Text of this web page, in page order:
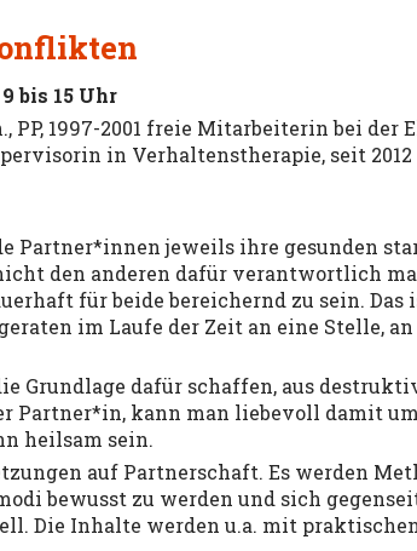
bis 15 Uhr
PP, 1997-2001 freie Mitarbeiterin bei
in Verhaltenstherapie, seit
Partner*innen jeweils ihre gesunden
den anderen dafür verantwortlich
für beide bereichernd zu sein.
im Laufe der Zeit an eine Stelle,
Grundlage dafür schaffen, aus
kann man liebevoll damit
heilsam sein.
auf Partnerschaft. Es werden
bewusst zu werden und sich
Die Inhalte werden u.a. mit